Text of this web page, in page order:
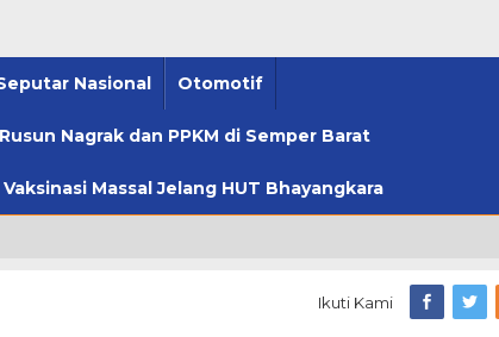
Nasional Otomotif
Nagrak dan PPKM di Semper Barat
Massal Jelang HUT Bhayangkara
Ikuti Kami